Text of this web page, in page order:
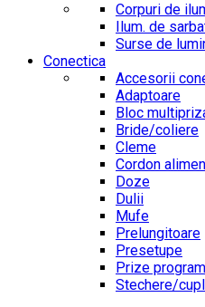
Corpuri de
Ilum. de
Surse de
Conectica
Accesorii
Adaptoare
Bloc
Bride/coliere
Cleme
Cordon
Doze
Dulii
Mufe
Prelungitoare
Presetupe
Prize
Stechere/